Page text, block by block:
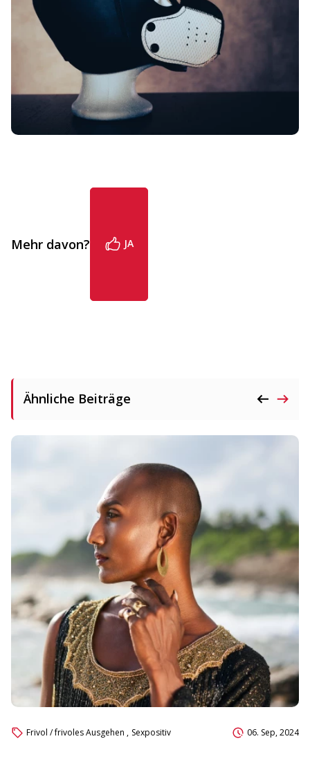
Mehr davon? JA
Ähnliche Beiträge
Frivol / frivoles Ausgehen , Sexpositiv 06. Sep, 2024